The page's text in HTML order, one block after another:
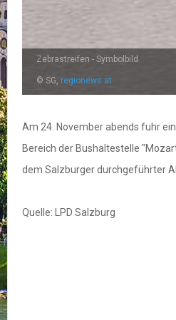
Zebrastreifen - Symbolbild
© SG, regionews.at
Am 24. November abends fuhr
Bereich der Bushaltestelle
dem Salzburger durchgeführter
Quelle: LPD Salzburg